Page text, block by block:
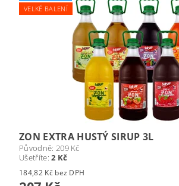
VELKÉ BALENÍ
ZON EXTRA HUSTÝ SIRUP 3L
Původně: 209 Kč
Ušetříte:2 Kč
184,82 Kč bez DPH